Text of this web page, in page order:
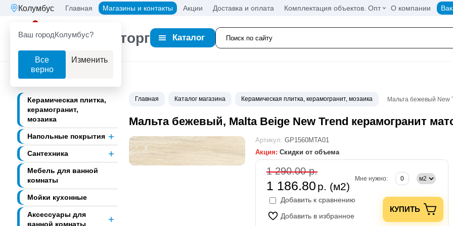
Колумбус
Ваш городКолумбус?
Все
верно
Изменить
Главная Магазины и контакты Акции Доставка и оплата Комплектация объектов. Опт О компании
Партнерторг Каталог
Керамическая плитка,
керамогранит,
мозаика
Напольные покрытия
Сантехника
Мебель для ванной
комнаты
Мойки кухонные
Аксессуары для
ванной комнаты
Главная Каталог магазина Керамическая плитка, керамогранит, мозаика Мальта бежевый New
Мальта бежевый, Malta Beige New Trend керамогранит
Артикул: GP1560MTA01
Акция: Скидки от объема
1 290.00 р.
1 186.80 р. (м2)
Мне нужно:
Добавить к сравнению
Добавить в избранное
КУПИТЬ